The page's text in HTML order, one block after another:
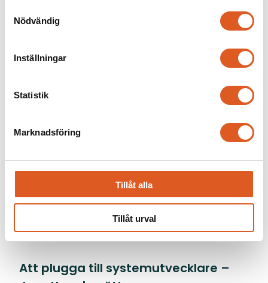
Nödvändig
Inställningar
Statistik
Marknadsföring
Tillåt alla
Tillåt urval
Att plugga till systemutvecklare –